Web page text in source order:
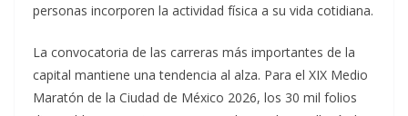
personas incorporen la actividad física a su vida cotidiana.
La convocatoria de las carreras más importantes de la
capital mantiene una tendencia al alza. Para el XIX Medio
Maratón de la Ciudad de México 2026, los 30 mil folios